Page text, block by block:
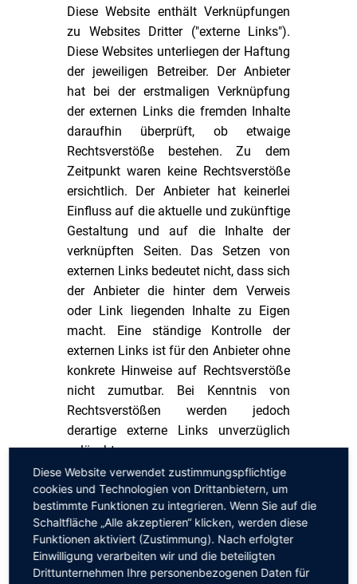
Diese Website enthält Verknüpfungen
zu Websites Dritter ("externe Links").
Diese Websites unterliegen der Haftung
der jeweiligen Betreiber. Der Anbieter
hat bei der erstmaligen Verknüpfung
der externen Links die fremden Inhalte
daraufhin überprüft, ob etwaige
Rechtsverstöße bestehen. Zu dem
Zeitpunkt waren keine Rechtsverstöße
ersichtlich. Der Anbieter hat keinerlei
Einfluss auf die aktuelle und zukünftige
Gestaltung und auf die Inhalte der
verknüpften Seiten. Das Setzen von
externen Links bedeutet nicht, dass sich
der Anbieter die hinter dem Verweis
oder Link liegenden Inhalte zu Eigen
macht. Eine ständige Kontrolle der
externen Links ist für den Anbieter ohne
konkrete Hinweise auf Rechtsverstöße
nicht zumutbar. Bei Kenntnis von
Rechtsverstößen werden jedoch
derartige externe Links unverzüglich
gelöscht.
3. Urheber- und Leistungsschutzrechte
Die auf dieser Website veröffentlichten
Inhalte unterliegen dem deutschen
Urheber- und Leistungsschutzrecht.
Jede vom deutschen Urheber- und
Diese Website verwendet zustimmungspflichtige
cookies und Technologien von Drittanbietern, um
bestimmte Funktionen zu integrieren. Wenn Sie auf die
Schaltfläche „Alle akzeptieren“ klicken, werden diese
Funktionen aktiviert (Zustimmung). Nach erfolgter
Einwilligung verarbeiten wir und die beteiligten
Drittunternehmen Ihre personenbezogenen Daten für